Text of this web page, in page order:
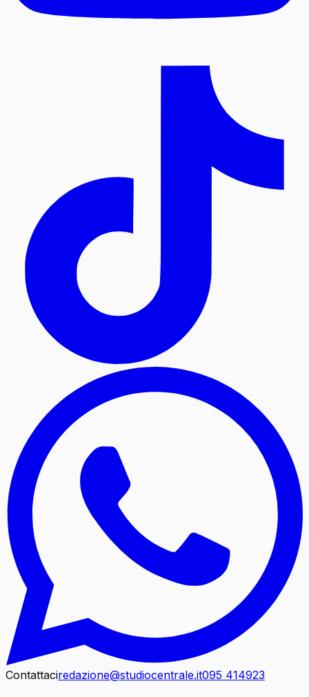
Contattaciredazione@studiocentrale.it095 414923